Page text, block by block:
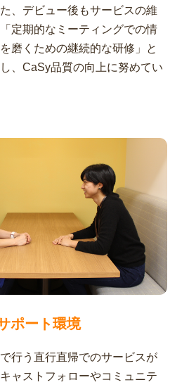
、デビュー後もサービスの維
定期的なミーティングでの情
磨くための継続的な研修」と
、CaSy品質の向上に努めてい
ポート環境
行う直行直帰でのサービスが
ャストフォローやコミュニテ